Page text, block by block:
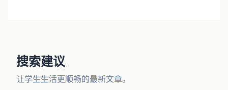
搜索建议
让学生生活更顺畅的最新文章。